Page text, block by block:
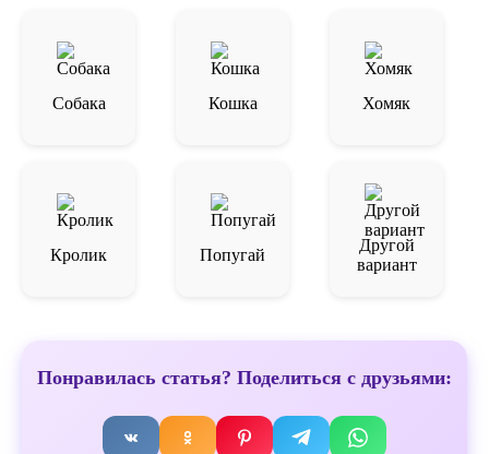
Собака Кошка Хомяк
Кролик Попугай
Другой
вариант
Понравилась статья? Поделиться с друзьями: